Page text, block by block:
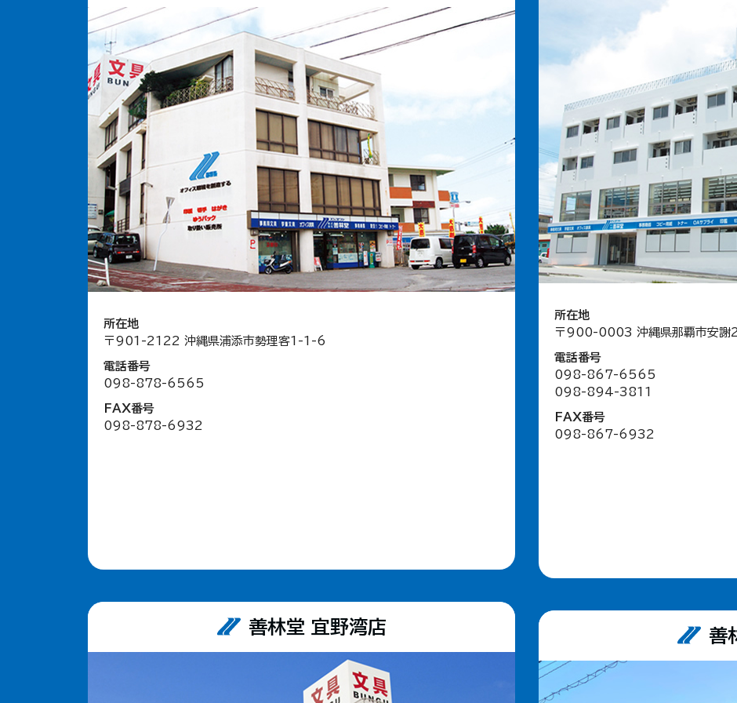
所在地
〒901-2122 沖縄県浦添市勢理客1-1-6
電話番号
098-878-6565
FAX番号
098-878-6932
所在地
〒900-0003 沖縄県那覇市安
電話番号
098-867-6565
098-894-3811
FAX番号
098-867-6932
善林堂 宜野湾店 善